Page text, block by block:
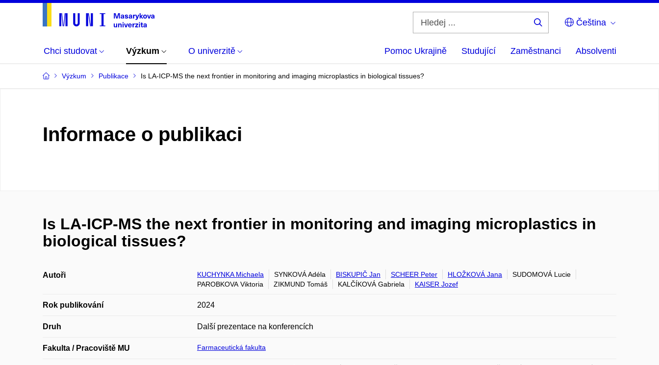
Čeština
Chci studovat Výzkum O univerzitě Pomoc Ukrajině Studující Zaměstnanci Absolventi
Výzkum Publikace Is LA-ICP-MS the next frontier in monitoring and imaging microplastics in biological tissues?
Informace o publikaci
Is LA-ICP-MS the next frontier in monitoring and imaging microplastics in
biological tissues?
Autoři KUCHYNKA Michaela SYNKOVÁ Adéla BISKUPIČ Jan SCHEER Peter HLOŽKOVÁ Jana
SUDOMOVÁ Lucie
PAROBKOVA Viktoria
ZIKMUND Tomáš KALČÍKOVÁ Gabriela KAISER Jozef
Rok publikování 2024
Druh Další prezentace na konferencích
Fakulta / Pracoviště MU Farmaceutická fakulta